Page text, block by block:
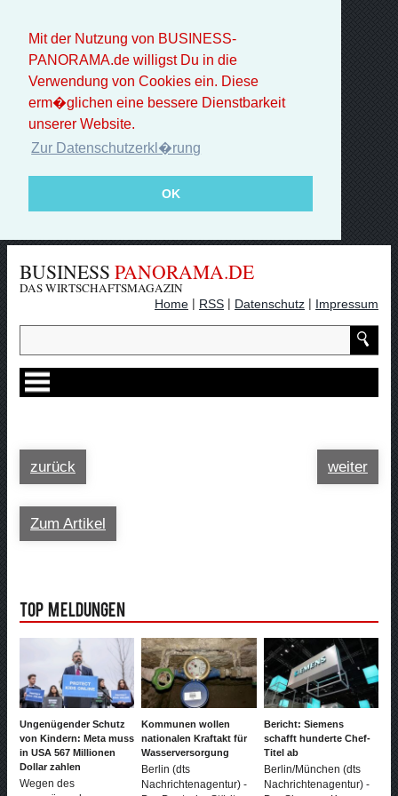
Mit der Nutzung von BUSINESS-
PANORAMA.de willigst Du in die
Verwendung von Cookies ein. Diese
erm�glichen eine bessere Dienstbarkeit
unserer Website.
Zur Datenschutzerkl�rung
OK
BUSINESS PANORAMA.DE
DAS WIRTSCHAFTSMAGAZIN
Home | RSS | Datenschutz | Impressum
zurück weiter
Zum Artikel
Top Meldungen
Ungenügender Schutz
von Kindern: Meta muss
in USA 567 Millionen
Dollar zahlen
Wegen des
Kommunen wollen
nationalen Kraftakt für
Wasserversorgung
Berlin (dts
Nachrichtenagentur) -
Bericht: Siemens
schafft hunderte Chef-
Titel ab
Berlin/München (dts
Nachrichtenagentur) -